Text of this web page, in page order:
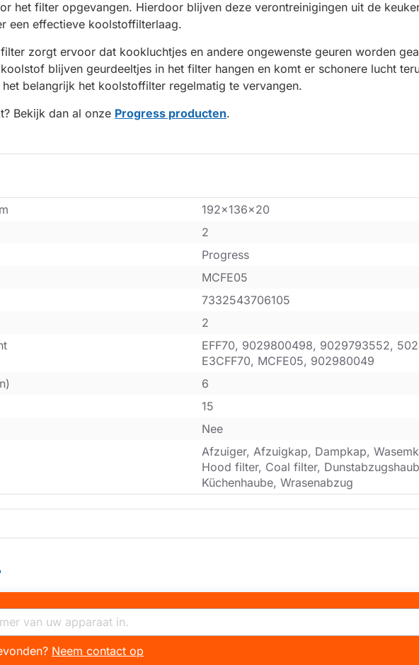
het filter opgevangen. Hierdoor blijven deze verontreinigingen uit de
een effectieve koolstoffilterlaag.
zorgt ervoor dat kookluchtjes en andere ongewenste geuren worden
blijven geurdeeltjes in het filter hangen en komt er schonere lucht
belangrijk het koolstoffilter regelmatig te vervangen.
Bekijk dan al onze Progress producten.
192x136x20
2
Progress
MCFE05
7332543706105
2
EFF70, 9029800498, 9029793552,
E3CFF70, MCFE05, 902980049
6
15
Nee
Afzuiger, Afzuigkap, Dampkap,
Hood filter, Coal filter,
Küchenhaube, Wrasenabzug
Neem contact op